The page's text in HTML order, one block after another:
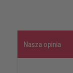
Nasza opinia